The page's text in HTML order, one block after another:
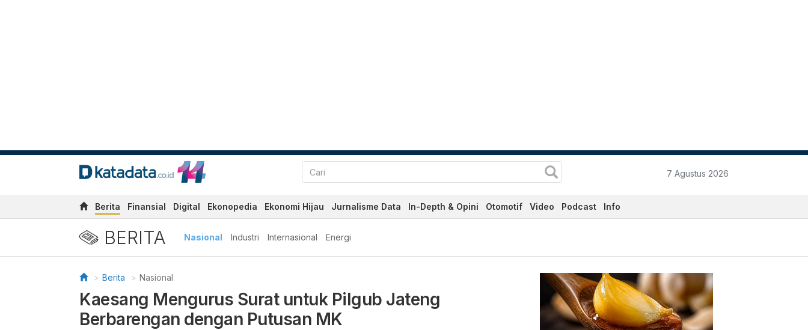
7 Agustus 2026
Berita Finansial Digital Ekonopedia Ekonomi Hijau Jurnalisme Data In-Depth & Opini Otomotif Video Podcast Info
BERITA Nasional Industri Internasional Energi
Berita Nasional
Kaesang Mengurus Surat untuk Pilgub Jateng
Berbarengan dengan Putusan MK